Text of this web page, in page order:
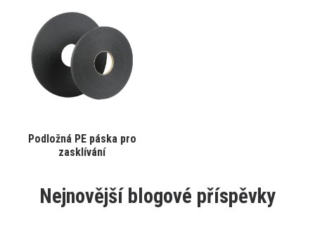
variant.
Varianty
vybrat
stránce
produktu
VYBRAT VARIANTU
Tento
produkt
variant.
Varianty
Podložná PE páska pro
zasklívání
Nejnovější blogové příspěvky